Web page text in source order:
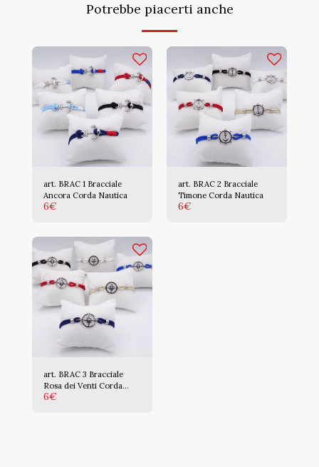
Potrebbe piacerti anche
art. BRAC 1 Bracciale
Ancora Corda Nautica
6€
art. BRAC 2 Bracciale
Timone Corda Nautica
6€
art. BRAC 3 Bracciale
Rosa dei Venti Corda
Nautica
6€